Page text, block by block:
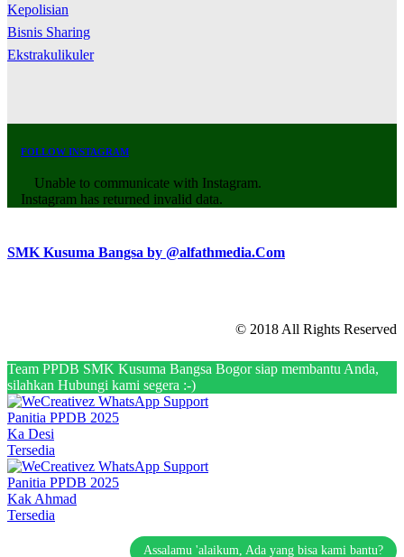
Kepolisian
Bisnis Sharing
Ekstrakulikuler
FOLLOW INSTAGRAM
Unable to communicate with Instagram.
Instagram has returned invalid data.
SMK Kusuma Bangsa by @alfathmedia.Com
© 2018 All Rights Reserved
Team PPDB SMK Kusuma Bangsa Bogor siap membantu Anda,
silahkan Hubungi kami segera :-)
Panitia PPDB 2025
Ka Desi
Tersedia
Panitia PPDB 2025
Kak Ahmad
Tersedia
Assalamu 'alaikum, Ada yang bisa kami bantu?